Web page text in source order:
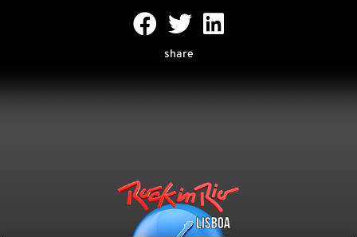
share